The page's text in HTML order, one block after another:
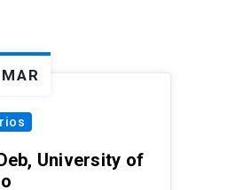
MAR
University of